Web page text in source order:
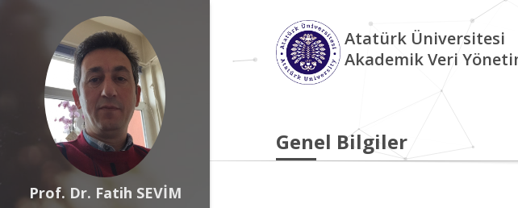
Prof. Dr. Fatih SEVİM
Atatürk Üniversitesi
Akademik Veri
Genel Bilgiler